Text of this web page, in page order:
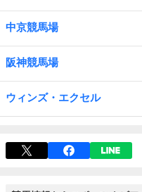
中京競馬場
阪神競馬場
ウィンズ・エクセル